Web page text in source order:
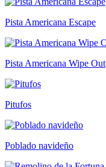
Pista Americana Escape
Pista Americana Wipe Out
Pitufos
Poblado navideño